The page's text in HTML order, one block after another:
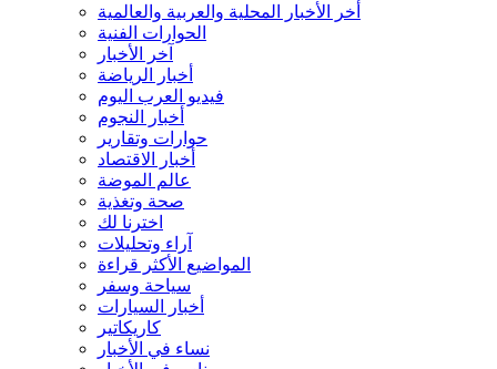
أخر الأخبار المحلية والعربية والعالمية
الحوارات الفنية
آخر الأخبار
أخبار الرياضة
فيديو العرب اليوم
أخبار النجوم
حوارات وتقارير
أخبار الاقتصاد
عالم الموضة
صحة وتغذية
اخترنا لك
آراء وتحليلات
المواضيع الأكثر قراءة
سياحة وسفر
أخبار السيارات
كاريكاتير
نساء في الأخبار